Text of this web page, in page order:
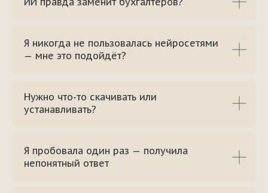
Я никогда не пользовалась нейросетями
— мне это подойдёт?
Нужно что-то скачивать или
устанавливать?
Я пробовала один раз — получила
непонятный ответ